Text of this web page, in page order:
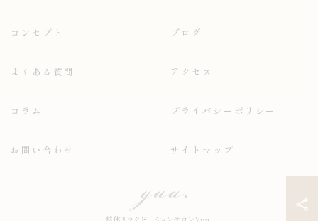
コンセプト ブログ
よくある質問 アクセス
コラム プライバシーポリシー
お問い合わせ サイトマップ